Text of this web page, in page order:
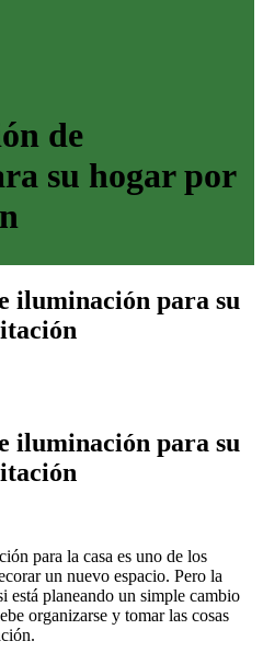
de
su hogar por
iluminación para su
iluminación para su
para la casa es uno de los
un nuevo espacio. Pero la
está planeando un simple cambio
organizarse y tomar las cosas